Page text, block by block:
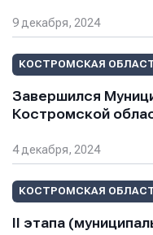
9 декабря, 2024
КОСТРОМСКАЯ
Завершился
Костромской
4 декабря, 2024
КОСТРОМСКАЯ
II этапа